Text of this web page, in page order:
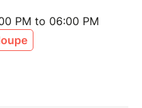
PM to 06:00 PM